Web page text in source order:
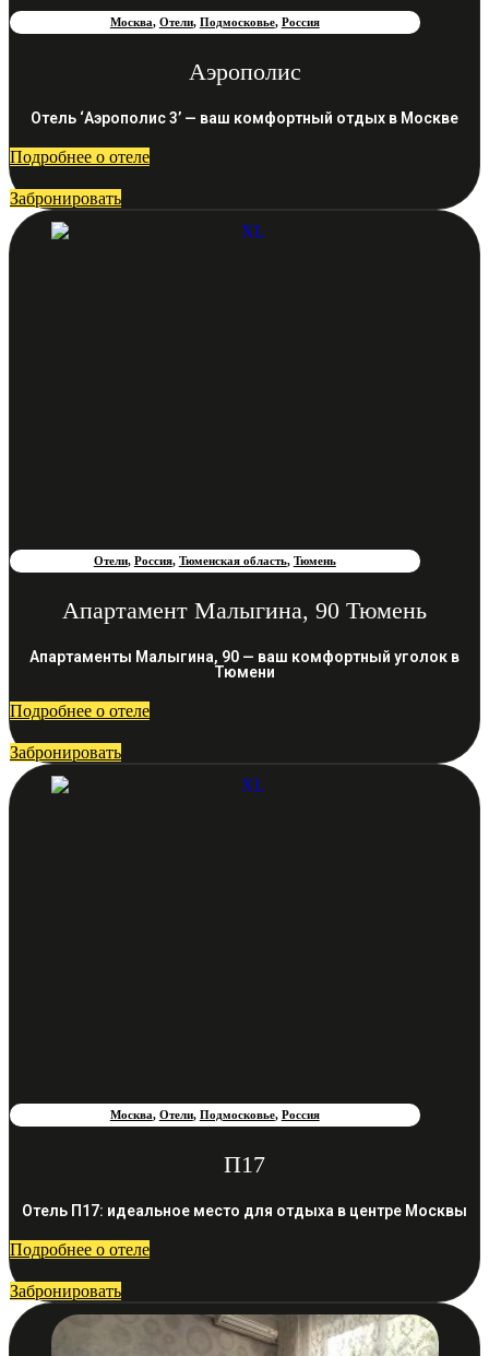
Москва, Отели, Подмосковье, Россия
Аэрополис
Отель ‘Аэрополис 3’ — ваш комфортный отдых в Москве
Подробнее о отеле
Забронировать
Отели, Россия, Тюменская область, Тюмень
Апартамент Малыгина, 90 Тюмень
Апартаменты Малыгина, 90 — ваш комфортный уголок в
Тюмени
Подробнее о отеле
Забронировать
Москва, Отели, Подмосковье, Россия
П17
Отель П17: идеальное место для отдыха в центре Москвы
Подробнее о отеле
Забронировать